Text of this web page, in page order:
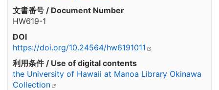
文書番号 / Document Number
HW619-1
DOI
https://doi.org/10.24564/hw6191011
利用条件 / Use of digital contents
the University of Hawaii at Manoa Library Okinawa
Collection